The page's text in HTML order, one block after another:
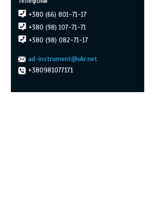
+380 (66) 801-71-17
+380 (98) 107-71-71
+380 (98) 082-71-17
ad-instrument@ukr.net
+380981077171